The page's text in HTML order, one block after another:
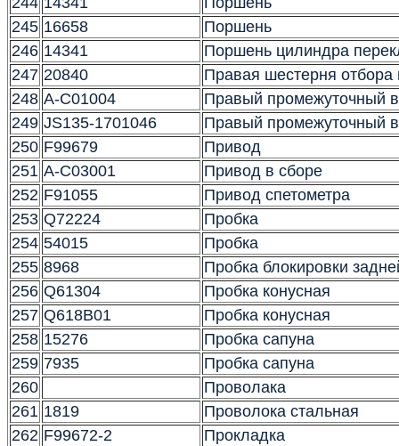
245 16658
Поршень
246 14341
Поршень цилиндра
247 20840
Правая шестерня
248 A-C01004
Правый промежуточный
249 JS135-1701046
Правый промежуточный
250 F99679
Привод
251 A-C03001
Привод в сборе
252 F91055
Привод спетометра
253 Q72224
Пробка
254 54015
Пробка
255 8968
Пробка блокировки
256 Q61304
Пробка конусная
257 Q618B01
Пробка конусная
258 15276
Пробка сапуна
259 7935
Пробка сапуна
260
Проволака
261 1819
Проволока стальная
262 F99672-2
Прокладка